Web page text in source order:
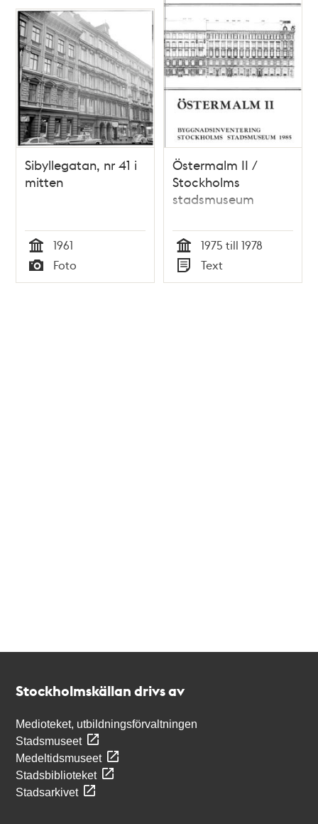
Sibyllegatan, nr 41 i
mitten
Tid
1961
Typ
Foto
Östermalm II /
Stockholms
stadsmuseum
Tid
1975 till 1978
Typ
Text
Stockholmskällan drivs av
Medioteket, utbildningsförvaltningen
Stadsmuseet
Medeltidsmuseet
Stadsbiblioteket
Stadsarkivet